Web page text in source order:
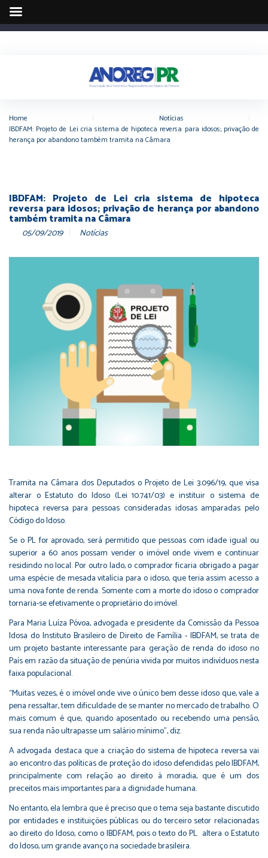
Home Notícias
IBDFAM: Projeto de Lei cria sistema de hipoteca reversa para idosos; privação de
herança por abandono também tramita na Câmara
IBDFAM: Projeto de Lei cria sistema de hipoteca
reversa para idosos; privação de herança por abandono
também tramita na Câmara
05/09/2019 Notícias
Tramita na Câmara dos Deputados o Projeto de Lei 3.096/19, que visa
alterar o Estatuto do Idoso (Lei10.741/03) e instituir o sistema de
hipoteca reversa para pessoas consideradas idosas amparadas pelo
Código do Idoso.
Se o PL for aprovado, será permitido que pessoas com idade igual ou
superior a 60 anos possam vender o imóvel onde vivem e continuar
residindo no local. Por outro lado, o comprador ficaria obrigado a pagar
uma espécie de mesada vitalícia para o idoso, que teria assim acesso a
uma nova fonte de renda. Somente com a morte do idoso o comprador
tornaria-se efetivamente o proprietário do imóvel.
Para Maria Luíza Póvoa, advogada e presidente da Comissão da Pessoa
Idosa do Instituto Brasileiro de Direito de Família - IBDFAM, se trata de
um projeto bastante interessante para geração de renda do idoso no
País em razão da situação de penúria vivida por muitos indivíduos nesta
faixa populacional.
“Muitas vezes, é o imóvel onde vive o único bem desse idoso que, vale a
pena ressaltar, tem dificuldade de se manter no mercado de trabalho. O
mais comum é que, quando aposentado ou recebendo uma pensão,
sua renda não ultrapasse um salário mínimo”, diz.
A advogada destaca que a criação do sistema de hipoteca reversa vai
ao encontro das políticas de proteção do idoso defendidas pelo IBDFAM,
principalmente com relação ao direito à moradia, que é um dos
preceitos mais importantes para a dignidade humana.
No entanto, ela lembra que é preciso que o tema seja bastante discutido
por entidades e instituições públicas ou do terceiro setor relacionadas
ao direito do Idoso, como o IBDFAM, pois o texto do PL altera o Estatuto
do Idoso, um grande avanço na sociedade brasileira.